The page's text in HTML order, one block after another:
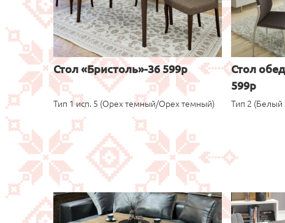
Стол «Бристоль»-36 599р
Тип 1 исп. 5 (Орех темный/Орех темный)
Стол
599р
Тип 2